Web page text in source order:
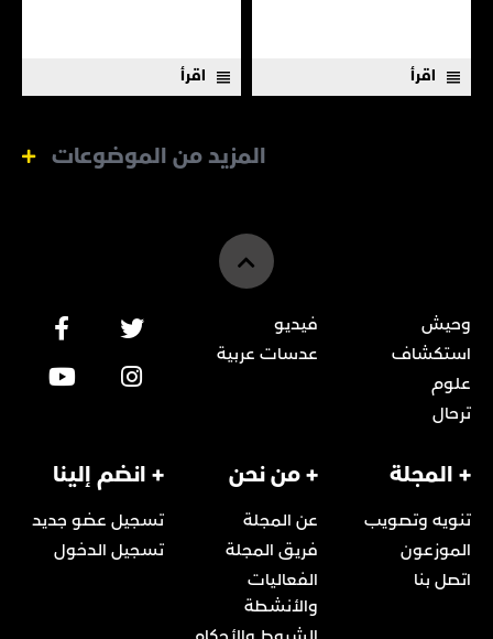
اقرأ اقرأ
المزيد من الموضوعات
وحيش
استكشاف
علوم
ترحال
فيديو
عدسات عربية
+ المجلة
تنويه وتصويب
الموزعون
اتصل بنا
+ من نحن
عن المجلة
فريق المجلة
الفعاليات
والأنشطة
+ انضم إلينا
تسجيل عضو جديد
تسجيل الدخول